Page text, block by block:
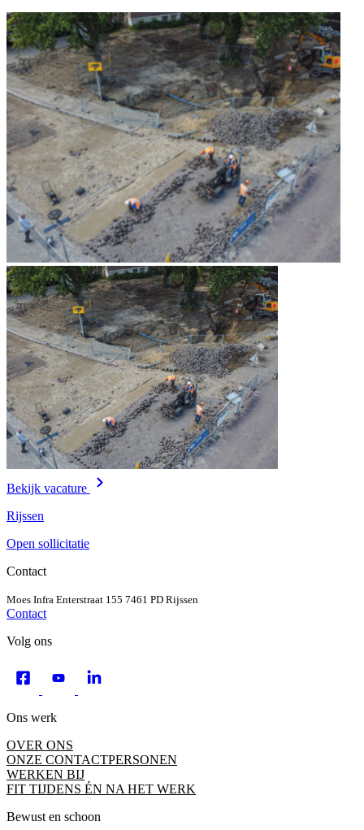
Bekijk vacature
Rijssen
Open sollicitatie
Contact
Moes Infra Enterstraat 155 7461 PD Rijssen
Contact
Volg ons
Ons werk
OVER ONS
ONZE CONTACTPERSONEN
WERKEN BIJ
FIT TIJDENS ÉN NA HET WERK
Bewust en schoon